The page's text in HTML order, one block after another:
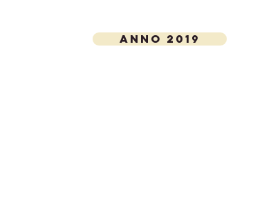
ANNO 2019